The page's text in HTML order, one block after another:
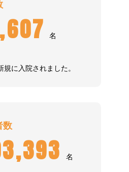
名
に入院されました。
数
名